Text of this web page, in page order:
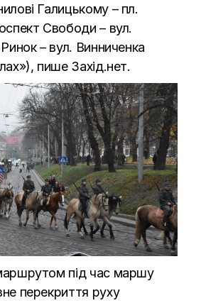
Галицькому – пл.
Свободи – вул.
– вул. Винниченка
пише Захід.нет.
під час маршу
перекриття руху